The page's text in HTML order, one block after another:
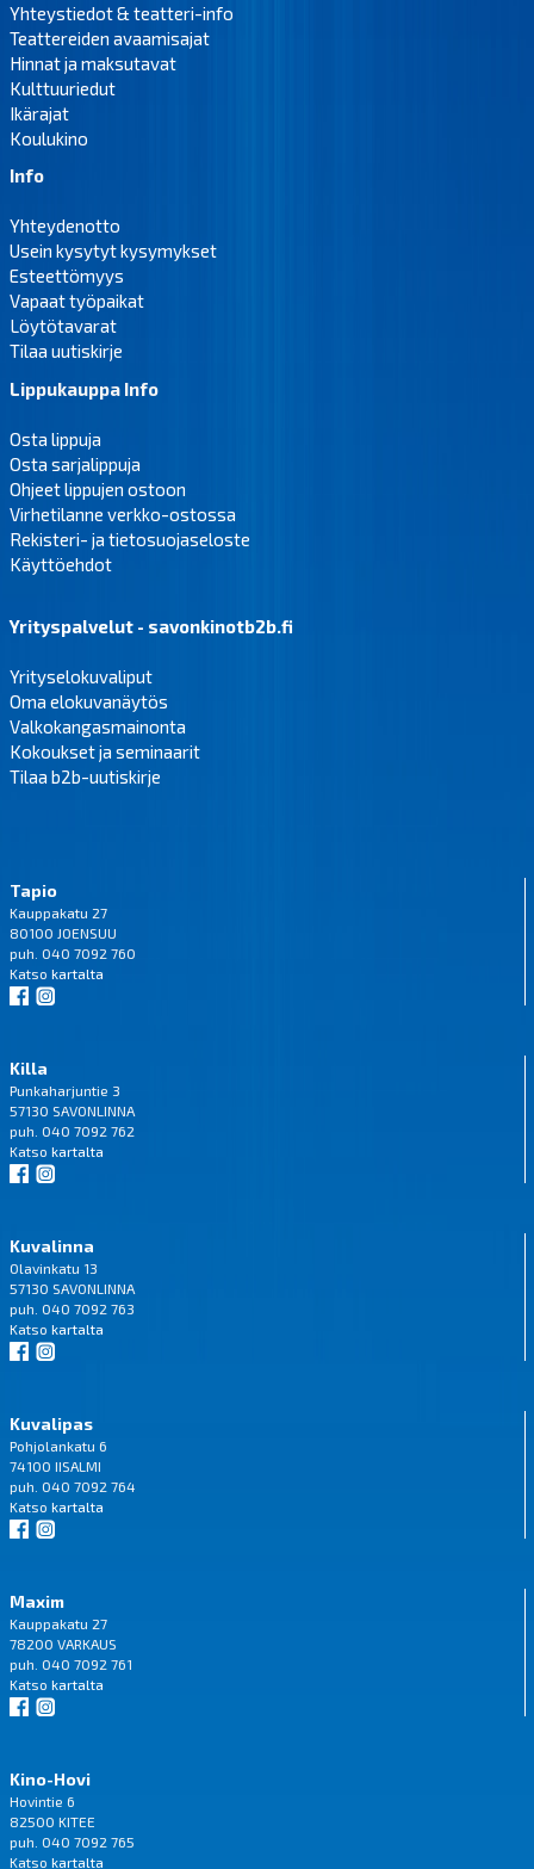
Yhteystiedot & teatteri-info
Teattereiden avaamisajat
Hinnat ja maksutavat
Kulttuuriedut
Ikärajat
Koulukino
Info
Yhteydenotto
Usein kysytyt kysymykset
Esteettömyys
Vapaat työpaikat
Löytötavarat
Tilaa uutiskirje
Lippukauppa Info
Osta lippuja
Osta sarjalippuja
Ohjeet lippujen ostoon
Virhetilanne verkko-ostossa
Rekisteri- ja tietosuojaseloste
Käyttöehdot
Yrityspalvelut - savonkinotb2b.fi
Yrityselokuvaliput
Oma elokuvanäytös
Valkokangasmainonta
Kokoukset ja seminaarit
Tilaa b2b-uutiskirje
Tapio
Kauppakatu 27
80100 JOENSUU
puh. 040 7092 760
Katso kartalta
Killa
Punkaharjuntie 3
57130 SAVONLINNA
puh. 040 7092 762
Katso kartalta
Kuvalinna
Olavinkatu 13
57130 SAVONLINNA
puh. 040 7092 763
Katso kartalta
Kuvalipas
Pohjolankatu 6
74100 IISALMI
puh. 040 7092 764
Katso kartalta
Maxim
Kauppakatu 27
78200 VARKAUS
puh. 040 7092 761
Katso kartalta
Kino-Hovi
Hovintie 6
82500 KITEE
puh. 040 7092 765
Katso kartalta